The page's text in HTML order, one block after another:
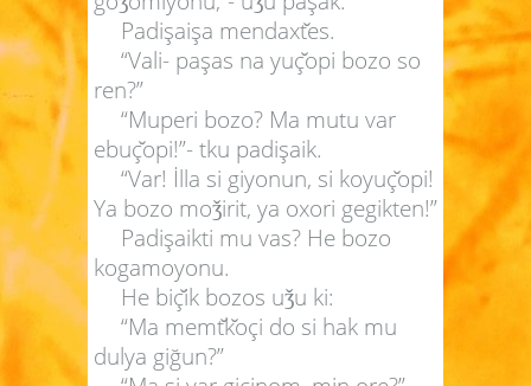
Padişaişa mendaxtes.
“Vali- paşas na yuçopi bozo so
ren?”
“Muperi bozo? Ma mutu var
ebuçopi!”- tku padişaik.
“Var! İlla si giyonun, si koyuçopi!
Ya bozo moǯirit, ya oxori gegikten!”
Padişaikti mu vas? He bozo
kogamoyonu.
He biçik bozos uǯu ki:
“Ma memtkoçi do si hak mu
dulya giğun?”